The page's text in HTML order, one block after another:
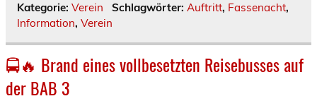
Kategorie: Verein Schlagwörter: Auftritt, Fassenacht,
Information, Verein
🚍🔥 Brand eines vollbesetzten Reisebusses auf
der BAB 3